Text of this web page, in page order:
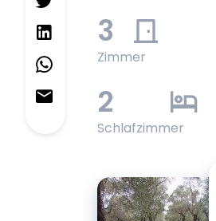
3
Zimmer
2
Schlafzimmer